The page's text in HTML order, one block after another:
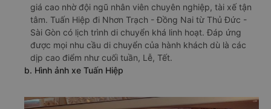
giá cao nhờ đội ngũ nhân viên chuyên nghiệp, tài xế tận
tâm. Tuấn Hiệp đi Nhơn Trạch - Đồng Nai từ Thủ Đức -
Sài Gòn có lịch trình di chuyển khá linh hoạt. Đáp ứng
được mọi nhu cầu di chuyển của hành khách dù là các
dịp cao điểm như cuối tuần, Lễ, Tết.
b. Hình ảnh xe Tuấn Hiệp